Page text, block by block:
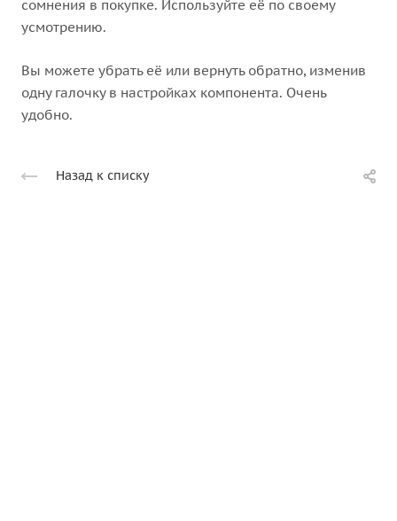
сомнения в покупке. Используйте её по своему
усмотрению.
Вы можете убрать её или вернуть обратно, изменив
одну галочку в настройках компонента. Очень
удобно.
Назад к списку